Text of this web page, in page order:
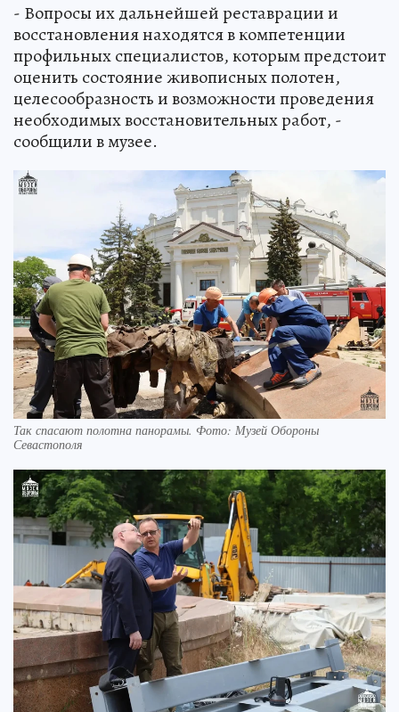
- Вопросы их дальнейшей реставрации и
восстановления находятся в компетенции
профильных специалистов, которым предстоит
оценить состояние живописных полотен,
целесообразность и возможности проведения
необходимых восстановительных работ, -
сообщили в музее.
Так спасают полотна панорамы. Фото: Музей Обороны
Севастополя